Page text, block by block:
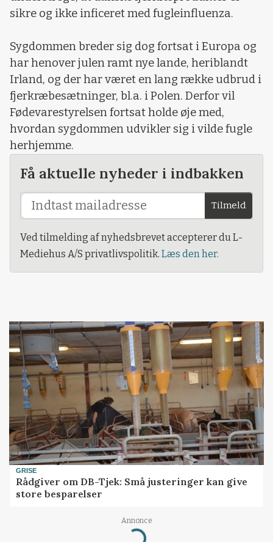
sikre og ikke inficeret med fugleinfluenza.
Sygdommen breder sig dog fortsat i Europa og
har henover julen ramt nye lande, heriblandt
Irland, og der har været en lang række udbrud i
fjerkræbesætninger, bl.a. i Polen. Derfor vil
Fødevarestyrelsen fortsat holde øje med,
hvordan sygdommen udvikler sig i vilde fugle
herhjemme.
Få aktuelle nyheder i indbakken
Tilmeld
Ved tilmelding af nyhedsbrevet accepterer du L-
Mediehus A/S privatlivspolitik. Læs den her.
GRISE
Rådgiver om DB-Tjek: Små justeringer kan give
store besparelser
Annonce
Loading...